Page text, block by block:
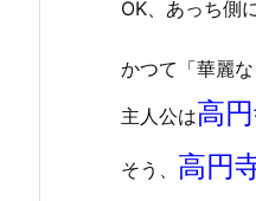
OK、あっち側
かつて「華麗
主人公は高
そう、 高円